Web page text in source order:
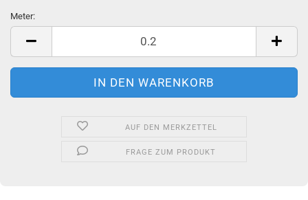
Meter:
Meter
AUF DEN MERKZETTEL
FRAGE ZUM PRODUKT